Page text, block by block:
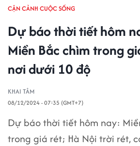
CẬN CẢNH CUỘC SỐNG
Dự báo thời tiết hôm
Miền Bắc chìm trong
nơi dưới 10 độ
KHAI TÂM
08/12/2024 - 07:35 (GMT+7)
Dự báo thời tiết hôm nay:
trong giá rét; Hà Nội trời rét,